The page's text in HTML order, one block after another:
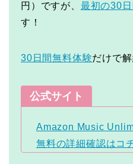
円）ですが、 最初の30
す！
30日間無料体験だけで
公式サイト
Amazon Music
無料の詳細確認はコ